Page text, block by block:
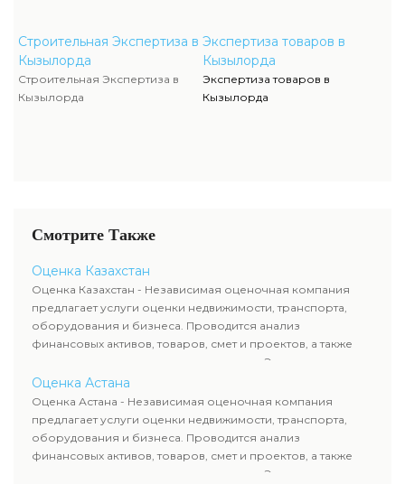
Строительная Экспертиза в
Кызылорда
Строительная Экспертиза в
Кызылорда
Экспертиза товаров в
Кызылорда
Экспертиза товаров в
Кызылорда
Смотрите Также
Оценка Казахстан
Оценка Казахстан - Независимая оценочная компания
предлагает услуги оценки недвижимости, транспорта,
оборудования и бизнеса. Проводится анализ
финансовых активов, товаров, смет и проектов, а также
оценка животных и недропользования. Эксперты
определяют рыночную стоимость имущества и
рассчитывают ущерб. Все отчеты соответствуют
требованиям законодательства и используются для
сделок, кредитования и судебных процессов.
Оценка Астана
Оценка Астана - Независимая оценочная компания
предлагает услуги оценки недвижимости, транспорта,
оборудования и бизнеса. Проводится анализ
финансовых активов, товаров, смет и проектов, а также
оценка животных и недропользования. Эксперты